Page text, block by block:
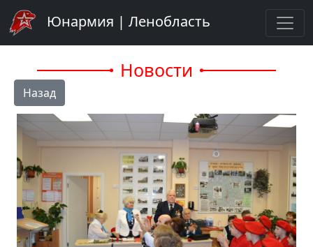
Юнармия | Ленобласть
Новости
Назад